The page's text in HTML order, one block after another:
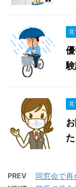
た
PREV 同窓会で